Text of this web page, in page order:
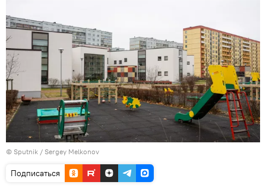
© Sputnik / Sergey Melkonov
Подписаться